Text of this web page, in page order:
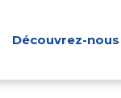
Découvrez-nous